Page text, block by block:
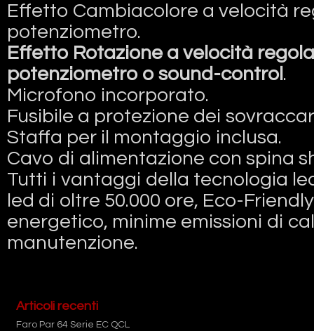
Effetto Cambiacolore a velocità
potenziometro.
Effetto Rotazione a velocità
potenziometro o sound-control .
Microfono incorporato.
Fusibile a protezione dei
Staffa per il montaggio inclusa.
Cavo di alimentazione con spina
Tutti i vantaggi della tecnologia
led di oltre 50.000 ore, Eco-
energetico, minime emissioni di
manutenzione.
Articoli recenti
Faro Par 64 Serie EC QCL